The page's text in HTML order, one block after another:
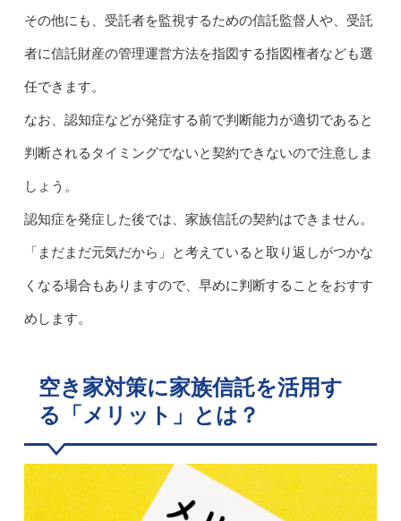
その他にも、受託者を監視するための信託監督人や、受託
者に信託財産の管理運営方法を指図する指図権者なども選
任できます。
なお、認知症などが発症する前で判断能力が適切であると
判断されるタイミングでないと契約できないので注意しま
しょう。
認知症を発症した後では、家族信託の契約はできません。
「まだまだ元気だから」と考えていると取り返しがつかな
くなる場合もありますので、早めに判断することをおすす
めします。
空き家対策に家族信託を活用す
る「メリット」とは？